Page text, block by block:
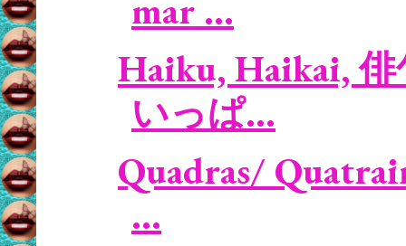
mar ...
Haiku, Haikai, 俳
いっぱ...
Quadras/
...